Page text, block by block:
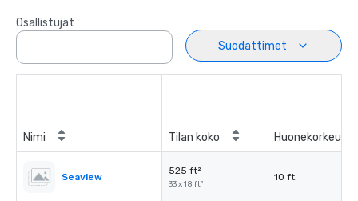
Osallistujat
Suodattimet
Nimi Tilan koko Huonekorkeus
Seaview
525 ft²
33 x 18 ft²
10 ft.